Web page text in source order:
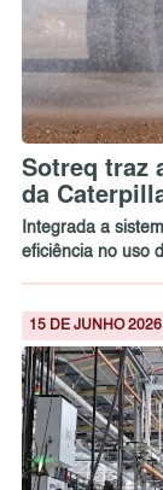
Sotreq traz
da
Integrada a
eficiência no uso
15 DE JUNHO 2026